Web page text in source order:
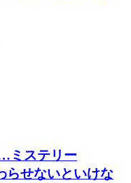
ミステリー
らせないといけな